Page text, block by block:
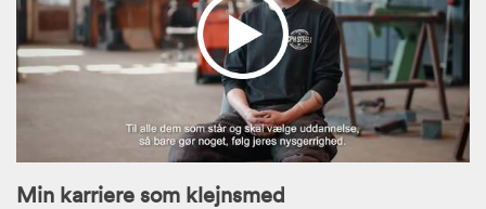
Min karriere som klejnsmed